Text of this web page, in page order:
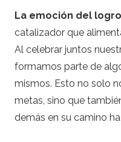
La emoción del logro
catalizador que
Al celebrar juntos
formamos parte de
mismos. Esto no solo
metas, sino que
demás en su camino